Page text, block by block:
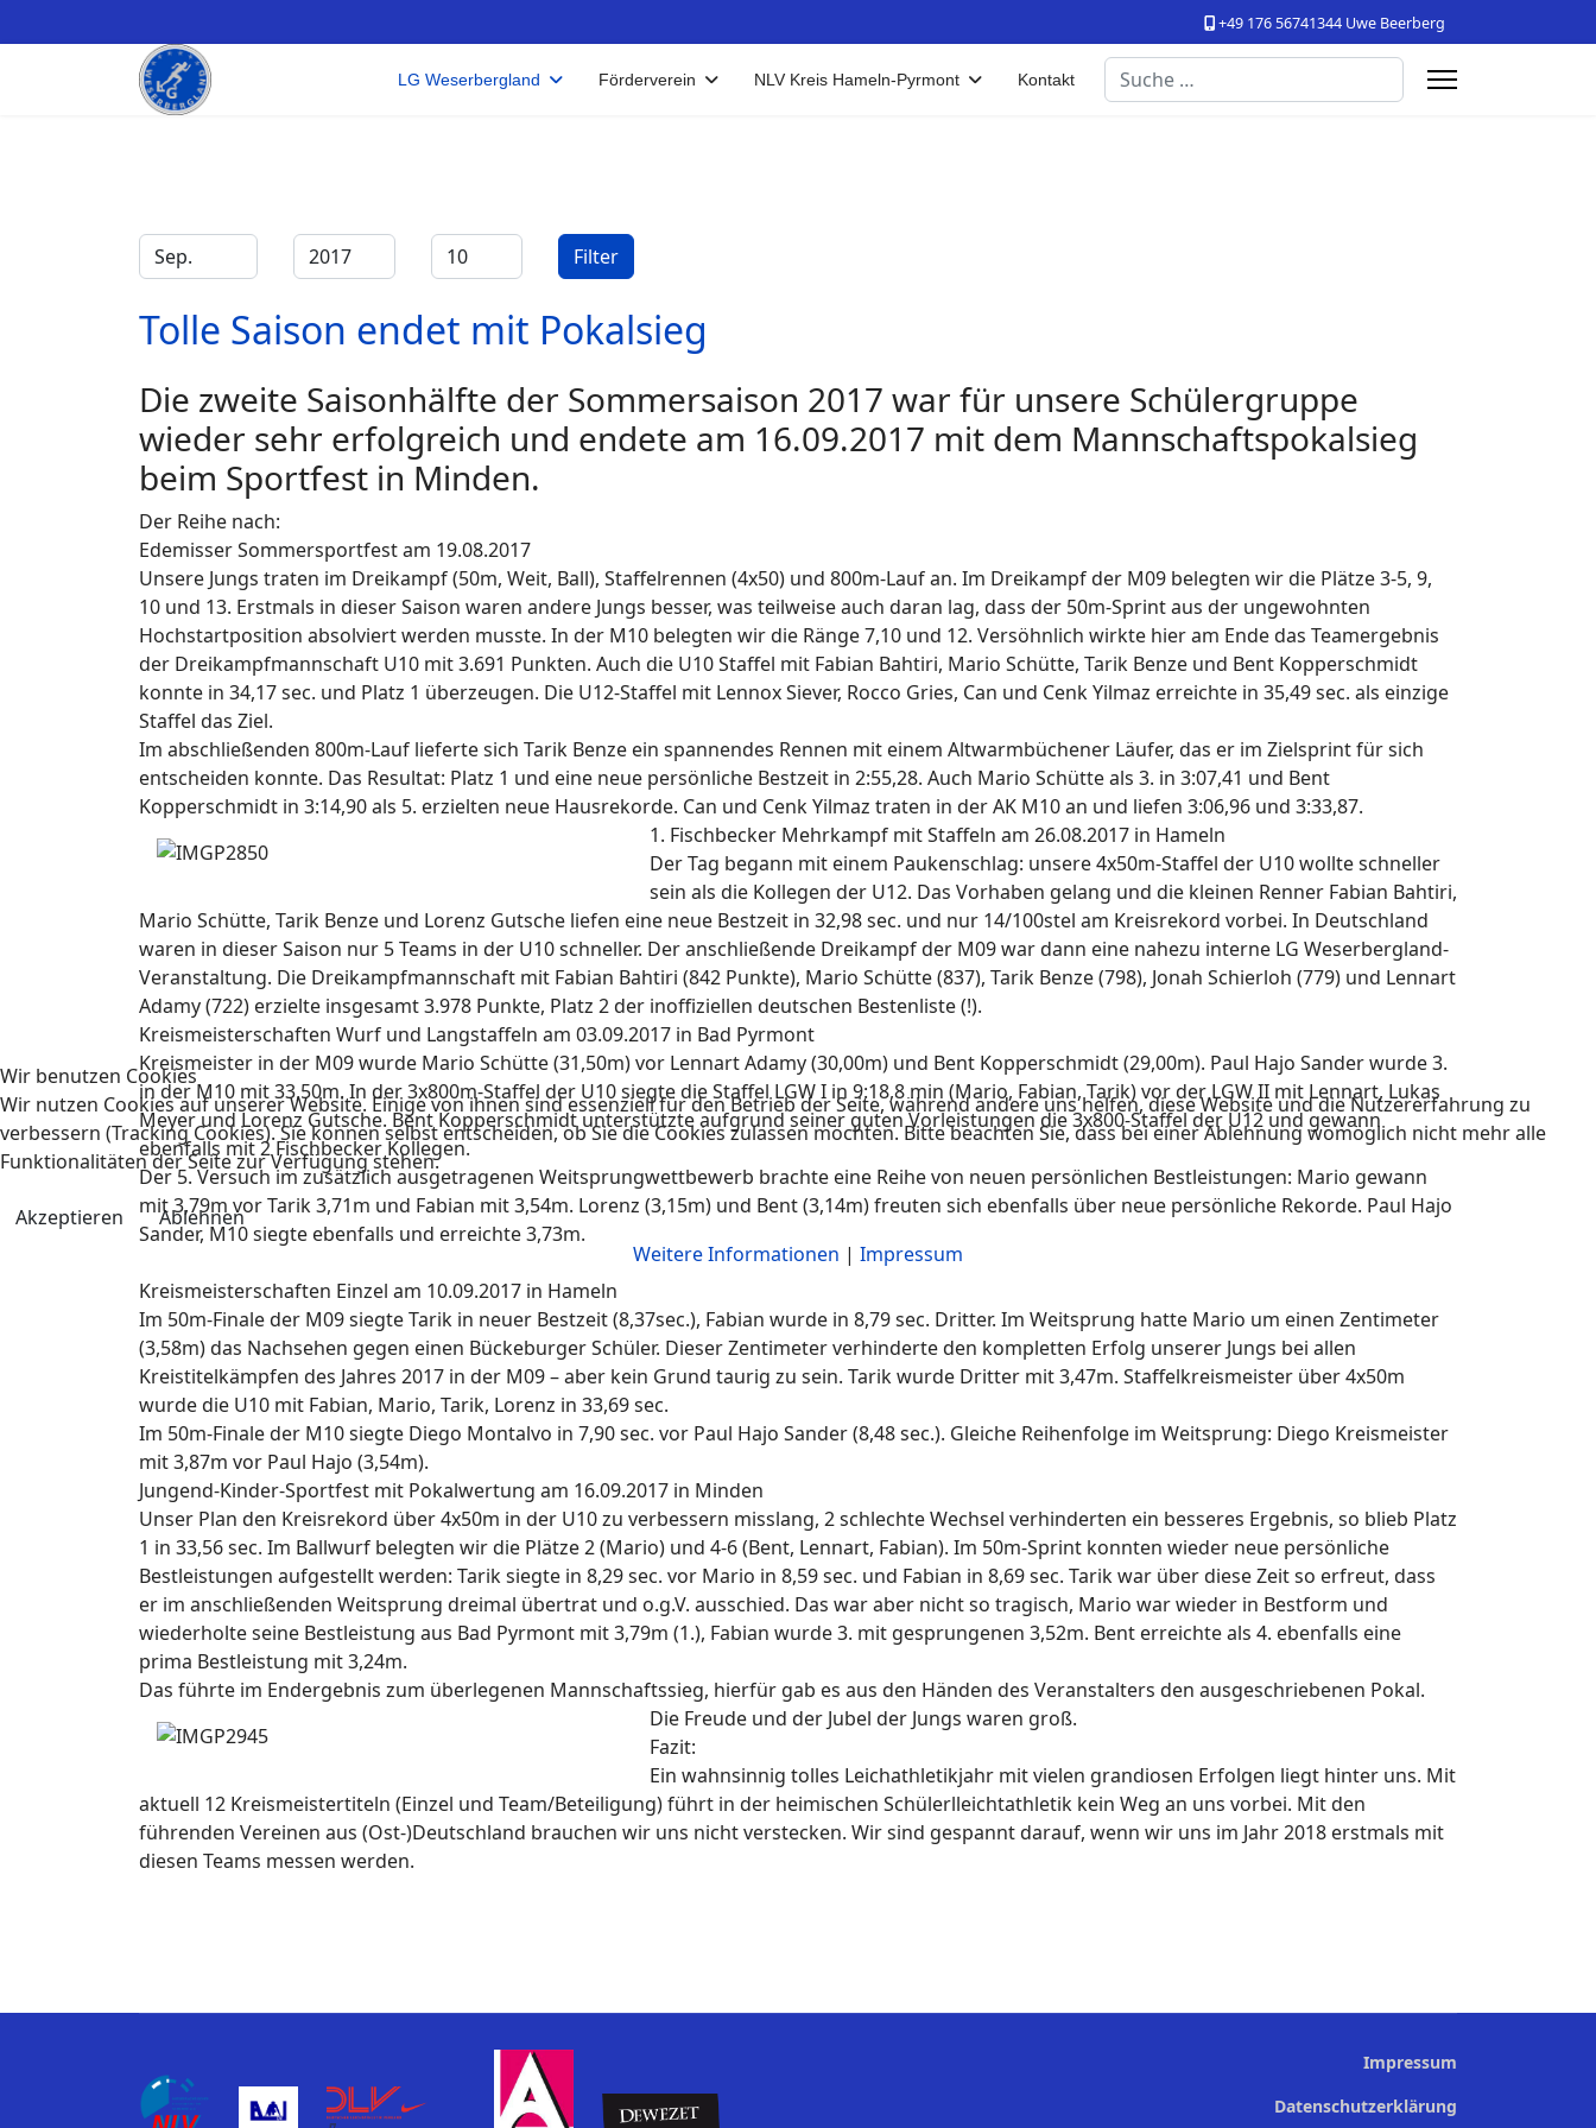
+49 176 56741344 Uwe Beerberg
LG Weserbergland Förderverein NLV Kreis Hameln-Pyrmont Kontakt Suchen
Filter
Monat Jahr Anzeige # Filter
Tolle Saison endet mit Pokalsieg
Die zweite Saisonhälfte der Sommersaison 2017 war für unsere Schülergruppe
wieder sehr erfolgreich und endete am 16.09.2017 mit dem Mannschaftspokalsieg
beim Sportfest in Minden.
Der Reihe nach:
Edemisser Sommersportfest am 19.08.2017
Unsere Jungs traten im Dreikampf (50m, Weit, Ball), Staffelrennen (4x50) und 800m-Lauf an. Im Dreikampf der M09 belegten wir die Plätze 3-5, 9,
10 und 13. Erstmals in dieser Saison waren andere Jungs besser, was teilweise auch daran lag, dass der 50m-Sprint aus der ungewohnten
Hochstartposition absolviert werden musste. In der M10 belegten wir die Ränge 7,10 und 12. Versöhnlich wirkte hier am Ende das Teamergebnis
der Dreikampfmannschaft U10 mit 3.691 Punkten. Auch die U10 Staffel mit Fabian Bahtiri, Mario Schütte, Tarik Benze und Bent Kopperschmidt
konnte in 34,17 sec. und Platz 1 überzeugen. Die U12-Staffel mit Lennox Siever, Rocco Gries, Can und Cenk Yilmaz erreichte in 35,49 sec. als einzige
Staffel das Ziel.
Im abschließenden 800m-Lauf lieferte sich Tarik Benze ein spannendes Rennen mit einem Altwarmbüchener Läufer, das er im Zielsprint für sich
entscheiden konnte. Das Resultat: Platz 1 und eine neue persönliche Bestzeit in 2:55,28. Auch Mario Schütte als 3. in 3:07,41 und Bent
Kopperschmidt in 3:14,90 als 5. erzielten neue Hausrekorde. Can und Cenk Yilmaz traten in der AK M10 an und liefen 3:06,96 und 3:33,87.
1. Fischbecker Mehrkampf mit Staffeln am 26.08.2017 in Hameln
Der Tag begann mit einem Paukenschlag: unsere 4x50m-Staffel der U10 wollte schneller
sein als die Kollegen der U12. Das Vorhaben gelang und die kleinen Renner Fabian Bahtiri,
Mario Schütte, Tarik Benze und Lorenz Gutsche liefen eine neue Bestzeit in 32,98 sec. und nur 14/100stel am Kreisrekord vorbei. In Deutschland
waren in dieser Saison nur 5 Teams in der U10 schneller. Der anschließende Dreikampf der M09 war dann eine nahezu interne LG Weserbergland-
Veranstaltung. Die Dreikampfmannschaft mit Fabian Bahtiri (842 Punkte), Mario Schütte (837), Tarik Benze (798), Jonah Schierloh (779) und Lennart
Adamy (722) erzielte insgesamt 3.978 Punkte, Platz 2 der inoffiziellen deutschen Bestenliste (!).
Kreismeisterschaften Wurf und Langstaffeln am 03.09.2017 in Bad Pyrmont
Kreismeister in der M09 wurde Mario Schütte (31,50m) vor Lennart Adamy (30,00m) und Bent Kopperschmidt (29,00m). Paul Hajo Sander wurde 3.
in der M10 mit 33,50m. In der 3x800m-Staffel der U10 siegte die Staffel LGW I in 9:18,8 min (Mario, Fabian, Tarik) vor der LGW II mit Lennart, Lukas
Meyer und Lorenz Gutsche. Bent Kopperschmidt unterstützte aufgrund seiner guten Vorleistungen die 3x800-Staffel der U12 und gewann
ebenfalls mit 2 Fischbecker Kollegen.
Der 5. Versuch im zusätzlich ausgetragenen Weitsprungwettbewerb brachte eine Reihe von neuen persönlichen Bestleistungen: Mario gewann
mit 3,79m vor Tarik 3,71m und Fabian mit 3,54m. Lorenz (3,15m) und Bent (3,14m) freuten sich ebenfalls über neue persönliche Rekorde. Paul Hajo
Sander, M10 siegte ebenfalls und erreichte 3,73m.
Kreismeisterschaften Einzel am 10.09.2017 in Hameln
Im 50m-Finale der M09 siegte Tarik in neuer Bestzeit (8,37sec.), Fabian wurde in 8,79 sec. Dritter. Im Weitsprung hatte Mario um einen Zentimeter
(3,58m) das Nachsehen gegen einen Bückeburger Schüler. Dieser Zentimeter verhinderte den kompletten Erfolg unserer Jungs bei allen
Kreistitelkämpfen des Jahres 2017 in der M09 – aber kein Grund taurig zu sein. Tarik wurde Dritter mit 3,47m. Staffelkreismeister über 4x50m
wurde die U10 mit Fabian, Mario, Tarik, Lorenz in 33,69 sec.
Im 50m-Finale der M10 siegte Diego Montalvo in 7,90 sec. vor Paul Hajo Sander (8,48 sec.). Gleiche Reihenfolge im Weitsprung: Diego Kreismeister
mit 3,87m vor Paul Hajo (3,54m).
Jungend-Kinder-Sportfest mit Pokalwertung am 16.09.2017 in Minden
Unser Plan den Kreisrekord über 4x50m in der U10 zu verbessern misslang, 2 schlechte Wechsel verhinderten ein besseres Ergebnis, so blieb Platz
1 in 33,56 sec. Im Ballwurf belegten wir die Plätze 2 (Mario) und 4-6 (Bent, Lennart, Fabian). Im 50m-Sprint konnten wieder neue persönliche
Bestleistungen aufgestellt werden: Tarik siegte in 8,29 sec. vor Mario in 8,59 sec. und Fabian in 8,69 sec. Tarik war über diese Zeit so erfreut, dass
er im anschließenden Weitsprung dreimal übertrat und o.g.V. ausschied. Das war aber nicht so tragisch, Mario war wieder in Bestform und
wiederholte seine Bestleistung aus Bad Pyrmont mit 3,79m (1.), Fabian wurde 3. mit gesprungenen 3,52m. Bent erreichte als 4. ebenfalls eine
prima Bestleistung mit 3,24m.
Das führte im Endergebnis zum überlegenen Mannschaftssieg, hierfür gab es aus den Händen des Veranstalters den ausgeschriebenen Pokal.
Die Freude und der Jubel der Jungs waren groß.
Fazit:
Ein wahnsinnig tolles Leichathletikjahr mit vielen grandiosen Erfolgen liegt hinter uns. Mit
aktuell 12 Kreismeistertiteln (Einzel und Team/Beteiligung) führt in der heimischen Schülerlleichtathletik kein Weg an uns vorbei. Mit den
führenden Vereinen aus (Ost-)Deutschland brauchen wir uns nicht verstecken. Wir sind gespannt darauf, wenn wir uns im Jahr 2018 erstmals mit
diesen Teams messen werden.
Impressum
Datenschutzerklärung
Wir benutzen Cookies
Wir nutzen Cookies auf unserer Website. Einige von ihnen sind essenziell für den Betrieb der Seite, während andere uns helfen, diese Website und die Nutzererfahrung zu
verbessern (Tracking Cookies). Sie können selbst entscheiden, ob Sie die Cookies zulassen möchten. Bitte beachten Sie, dass bei einer Ablehnung womöglich nicht mehr alle
Funktionalitäten der Seite zur Verfügung stehen.
Akzeptieren
Ablehnen
Weitere Informationen | Impressum